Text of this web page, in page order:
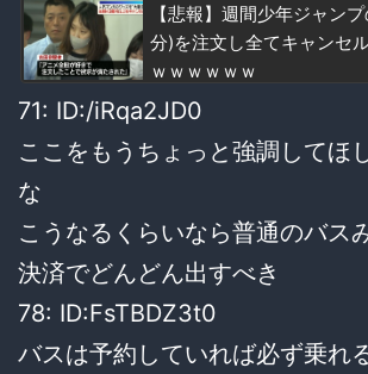
【悲報】週間少年ジャン
分)を注文し全てキャンセ
ｗｗｗｗｗｗ
71: ID:/iRqa2JD0
ここをもうちょっと強調してほ
な
こうなるくらいなら普通のバス
決済でどんどん出すべき
78: ID:FsTBDZ3t0
バスは予約していれば必ず乗れ